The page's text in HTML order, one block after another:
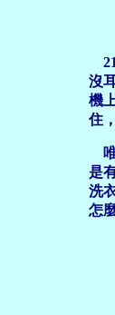
沒
機
住
唯
是
洗
怎